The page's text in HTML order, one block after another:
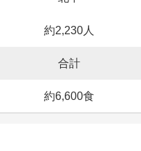
約2,230人
合計
約6,600食